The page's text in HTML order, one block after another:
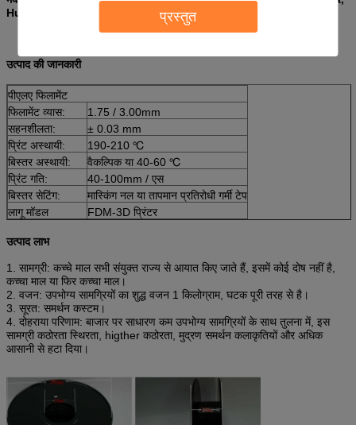
प्रस्तुत
Huxley इत्यादि के लिए उपयुक्त है।
उत्पाद की जानकारी
पीएलए फिलामेंट
फिलामेंट व्यास:
1.75 / 3.00mm
सहनशीलता:
± 0.03 mm
प्रिंट अस्थायी:
190-210 ℃
बिस्तर अस्थायी:
वैकल्पिक या 40-60 ℃
प्रिंट गति:
40-100mm / एस
बिस्तर सेटिंग:
मास्किंग नल या तापमान प्रतिरोधी गर्मी टेप
लागू मॉडल
FDM-3D प्रिंटर
उत्पाद लाभ
1. सामग्री: कच्चे माल सभी संयुक्त राज्य से आयात किए जाते हैं, इसमें कोई दोष नहीं है,
कच्चा माल या फिर कच्चा माल।
2. वजन: उपभोग्य सामग्रियों का शुद्ध वजन 1 किलोग्राम, घटक पूरी तरह से है।
3. सूरत: समर्थन कस्टम।
4. दोहराया परिणाम: बाजार पर साधारण कम उपभोग्य सामग्रियों के साथ तुलना में, इस
सामग्री कठोरता स्थिरता, higther कठोरता, मुद्रण समर्थन कलाकृतियों और अधिक
आसानी से हटा दिया।